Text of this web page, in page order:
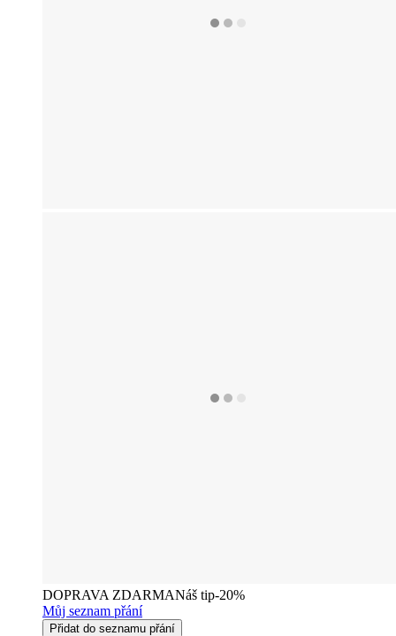
DOPRAVA ZDARMANáš tip-20%
Můj seznam přání
Přidat do seznamu přání